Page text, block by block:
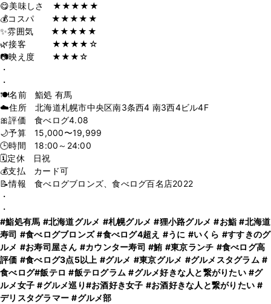
😋美味しさ ★★★★★
💰コスパ ★★★★★
✨雰囲気 ★★★★★
🌿接客 ★★★★☆
📷映え度 ★★★☆
・
・
🍽名前 鮨処 有馬
☁️住所 北海道札幌市中央区南3条西4 南3西4ビル4F
🎀評価 食べログ4.08
🌙予算 15,000〜19,999
🕒時間 18:00～24:00
🗓定休 日祝
💰支払 カード可
📝情報 食べログブロンズ、食べログ百名店2022
・
#鮨処有馬 #北海道グルメ #札幌グルメ #狸小路グルメ #お鮨 #北海道
寿司 #食べログブロンズ #食べログ4超え #うに #いくら #すすきのグ
ルメ #お寿司屋さん #カウンター寿司 #鮪 #東京ランチ #食べログ高
評価 #食べログ3点5以上 #グルメ #東京グルメ #グルメスタグラム #
食べログ#飯テロ #飯テログラム #グルメ好きな人と繋がりたい #グ
ルメ女子 #グルメ巡り#お酒好き女子 #お酒好きな人と繋がりたい #
デリスタグラマー #グルメ部